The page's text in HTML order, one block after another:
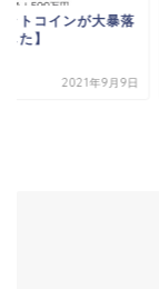
ットコインが大暴落
た】
2021年9月9日